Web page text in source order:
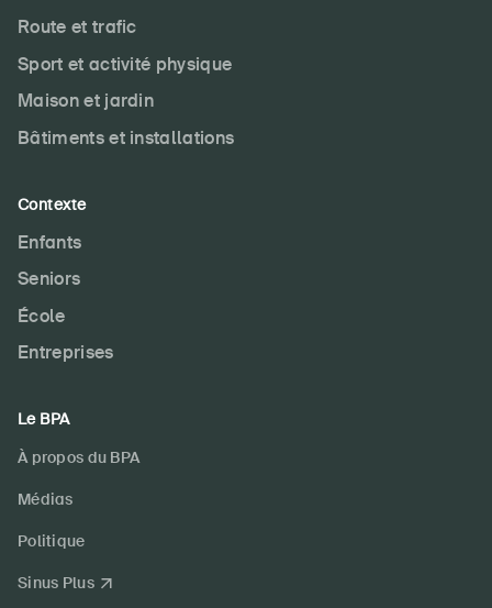
Route et trafic
Sport et activité physique
Maison et jardin
Bâtiments et installations
Contexte
Enfants
Seniors
École
Entreprises
Le BPA
À propos du BPA
Médias
Politique
Sinus Plus